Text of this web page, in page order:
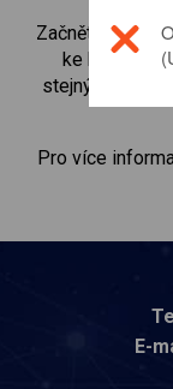
Začněte
ke kurzům v
stejným
Pro více
E-